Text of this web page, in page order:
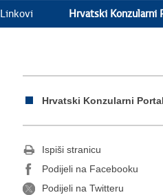
Linkovi Hrvatski Konzularni
Hrvatski Konzularni Portal
Ispiši stranicu
Podijeli na Facebooku
Podijeli na Twitteru